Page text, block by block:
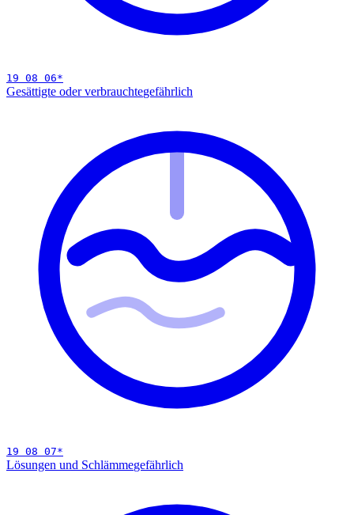
19 08 06*
Gesättigte oder verbrauchtegefährlich
19 08 07*
Lösungen und Schlämmegefährlich